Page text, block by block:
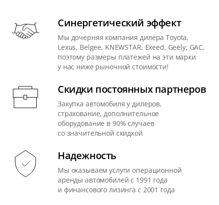
Синергетический эффект
Мы дочерняя компания дилера Toyota,
Lexus, Belgee, KNEWSTAR, Exeed, Geely, GAC,
поэтому размеры платежей на эти марки
у нас ниже рыночной стоимости!
Скидки постоянных партнеров
Закупка автомобиля у дилеров,
страхование, дополнительное
оборудование в 90% случаев
со значительной скидкой
Надежность
Мы оказываем услуги операционной
аренды автомобилей с 1991 года
и финансового лизинга с 2001 года